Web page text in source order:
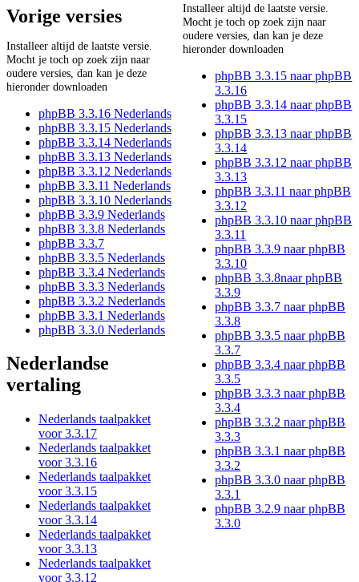
Vorige versies
Installeer altijd de laatste versie.
Mocht je toch op zoek zijn naar
oudere versies, dan kan je deze
hieronder downloaden
phpBB 3.3.16 Nederlands
phpBB 3.3.15 Nederlands
phpBB 3.3.14 Nederlands
phpBB 3.3.13 Nederlands
phpBB 3.3.12 Nederlands
phpBB 3.3.11 Nederlands
phpBB 3.3.10 Nederlands
phpBB 3.3.9 Nederlands
phpBB 3.3.8 Nederlands
phpBB 3.3.7
phpBB 3.3.5 Nederlands
phpBB 3.3.4 Nederlands
phpBB 3.3.3 Nederlands
phpBB 3.3.2 Nederlands
phpBB 3.3.1 Nederlands
phpBB 3.3.0 Nederlands
Nederlandse
vertaling
Nederlands taalpakket
voor 3.3.17
Nederlands taalpakket
voor 3.3.16
Nederlands taalpakket
voor 3.3.15
Nederlands taalpakket
voor 3.3.14
Nederlands taalpakket
voor 3.3.13
Nederlands taalpakket
voor 3.3.12
Installeer altijd de laatste versie.
Mocht je toch op zoek zijn naar
oudere versies, dan kan je deze
hieronder downloaden
phpBB 3.3.15 naar phpBB
3.3.16
phpBB 3.3.14 naar phpBB
3.3.15
phpBB 3.3.13 naar phpBB
3.3.14
phpBB 3.3.12 naar phpBB
3.3.13
phpBB 3.3.11 naar phpBB
3.3.12
phpBB 3.3.10 naar phpBB
3.3.11
phpBB 3.3.9 naar phpBB
3.3.10
phpBB 3.3.8naar phpBB
3.3.9
phpBB 3.3.7 naar phpBB
3.3.8
phpBB 3.3.5 naar phpBB
3.3.7
phpBB 3.3.4 naar phpBB
3.3.5
phpBB 3.3.3 naar phpBB
3.3.4
phpBB 3.3.2 naar phpBB
3.3.3
phpBB 3.3.1 naar phpBB
3.3.2
phpBB 3.3.0 naar phpBB
3.3.1
phpBB 3.2.9 naar phpBB
3.3.0